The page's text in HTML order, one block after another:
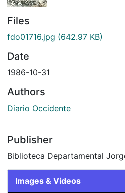
Files
fdo01716.jpg (642.97 KB)
Date
1986-10-31
Authors
Diario Occidente
Publisher
Biblioteca Departamental
Images & Videos